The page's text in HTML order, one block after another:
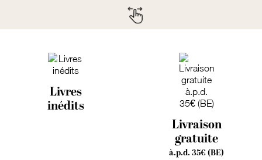
Livres
inédits
Livraison
gratuite
à.p.d. 35€ (BE)